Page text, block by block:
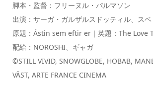
脚本・監督：フリーヌル・パルマソン
出演：サーガ・ガルザルスドッティル、ス
原題：Ástin sem eftir er｜英題：The Love
配給：NOROSHI、ギャガ
©STILL VIVID, SNOWGLOBE, HOBAB,
VÄST, ARTE FRANCE CINEMA